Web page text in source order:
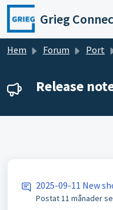
Hoppa över till
Grieg
Hem Forum Port
Release
2025-09-11 New
Postat11 månader